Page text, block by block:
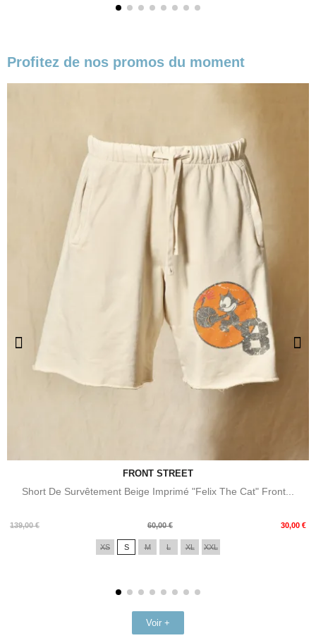
Profitez de nos promos du moment
FRONT STREET
Short De Survêtement Beige Imprimé "Felix The Cat" Front...
139,00 €
Prix
60,00 € 30,00 €
Prix
XS S M L XL XXL
Voir +